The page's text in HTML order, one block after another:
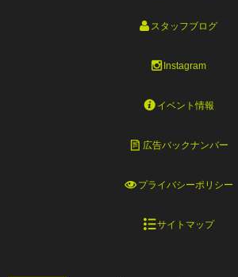
スタッフブログ
Instagram
イベント情報
広告バックナンバー
プライバシーポリシー
サイトマップ